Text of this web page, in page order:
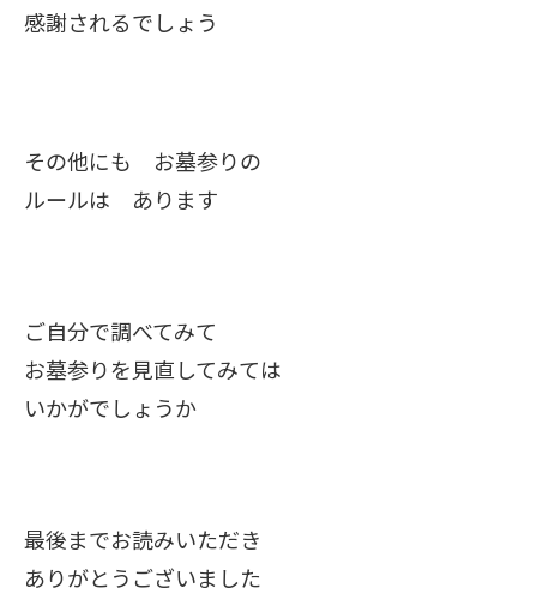
感謝されるでしょう
その他にも お墓参りの
ルールは あります
ご自分で調べてみて
お墓参りを見直してみては
いかがでしょうか
最後までお読みいただき
ありがとうございました